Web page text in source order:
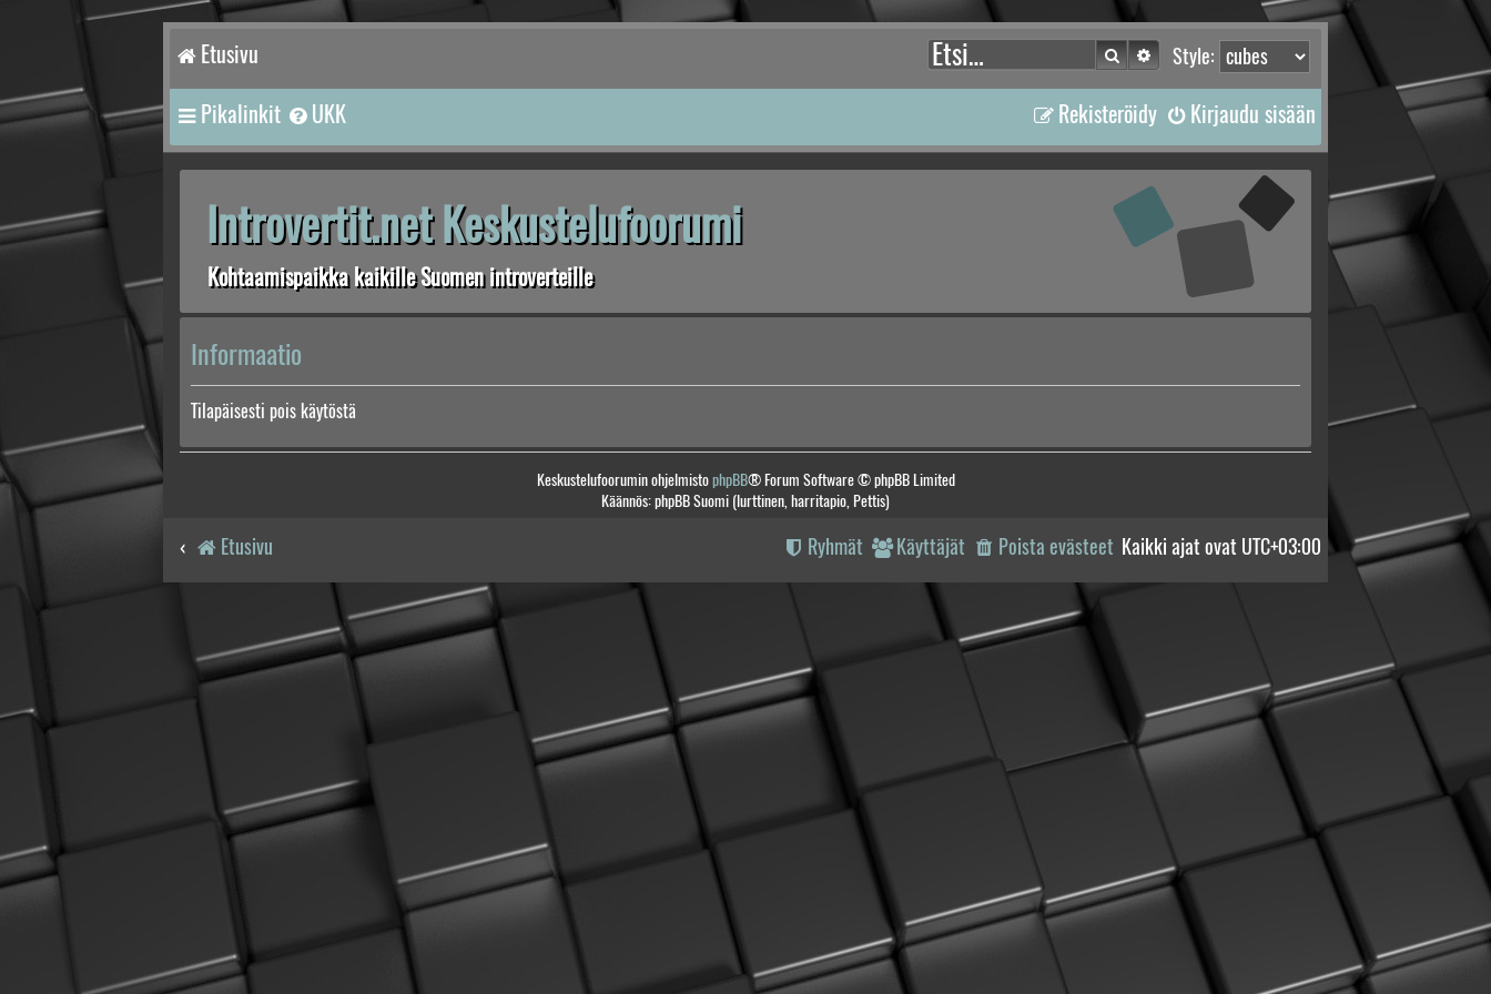
Etusivu Style:
Etsi Tarkennettu haku
Pikalinkit UKK Kirjaudu sisään
Rekisteröidy
Introvertit.net Keskustelufoorumi
Kohtaamispaikka kaikille Suomen introverteille
Informaatio
Tilapäisesti pois käytöstä
Keskustelufoorumin ohjelmistophpBB® Forum Software © phpBB Limited
Käännös: phpBB Suomi (lurttinen, harritapio, Pettis)
Etusivu Kaikki ajat ovat UTC+03:00
Poista evästeet
Käyttäjät
Ryhmät